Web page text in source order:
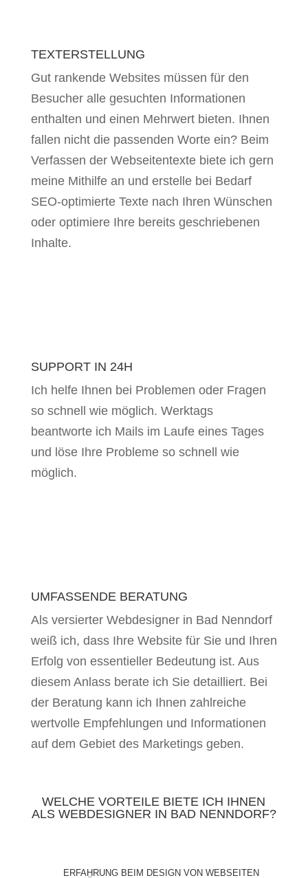
TEXTERSTELLUNG
Gut rankende Websites müssen für den
Besucher alle gesuchten Informationen
enthalten und einen Mehrwert bieten. Ihnen
fallen nicht die passenden Worte ein? Beim
Verfassen der Webseitentexte biete ich gern
meine Mithilfe an und erstelle bei Bedarf
SEO-optimierte Texte nach Ihren Wünschen
oder optimiere Ihre bereits geschriebenen
Inhalte.
SUPPORT IN 24H
Ich helfe Ihnen bei Problemen oder Fragen
so schnell wie möglich. Werktags
beantworte ich Mails im Laufe eines Tages
und löse Ihre Probleme so schnell wie
möglich.
UMFASSENDE BERATUNG
Als versierter Webdesigner in Bad Nenndorf
weiß ich, dass Ihre Website für Sie und Ihren
Erfolg von essentieller Bedeutung ist. Aus
diesem Anlass berate ich Sie detailliert. Bei
der Beratung kann ich Ihnen zahlreiche
wertvolle Empfehlungen und Informationen
auf dem Gebiet des Marketings geben.
WELCHE VORTEILE BIETE ICH IHNEN
ALS WEBDESIGNER IN BAD NENNDORF?
ERFAHRUNG BEIM DESIGN VON WEBSEITEN